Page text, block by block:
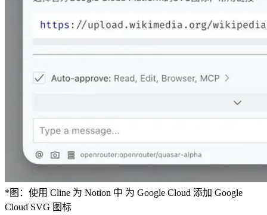
*图：使用 Cline 为 Notion 中 为 Google Cloud 添加 Google
Cloud SVG 图标